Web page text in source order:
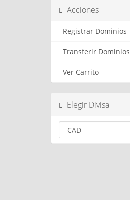
Acciones
Registrar Dominios
Transferir Dominios
Ver Carrito
Elegir Divisa